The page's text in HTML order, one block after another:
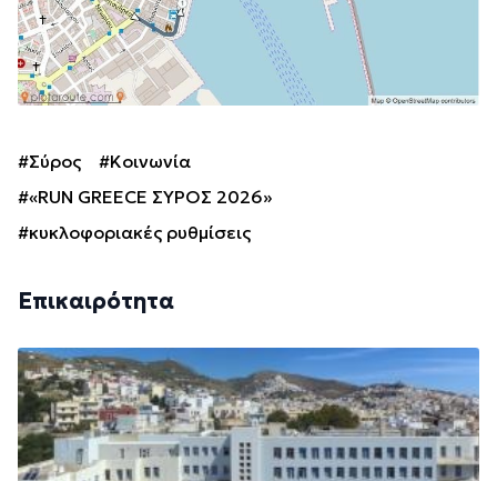
#Σύρος
#Κοινωνία
#«RUN GREECE ΣΥΡΟΣ 2026»
#κυκλοφοριακές ρυθμίσεις
Επικαιρότητα